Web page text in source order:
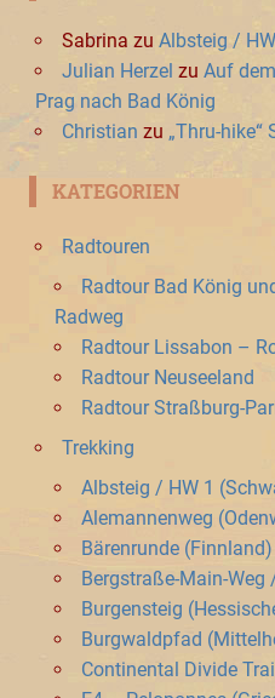
Sabrina zu Albsteig /
Julian Herzel zu Auf
Prag nach Bad König
Christian zu „Thru-hike“
KATEGORIEN
Radtouren
Radtour Bad König
Radweg
Radtour Lissabon –
Radtour Neuseeland
Radtour Straßburg-
Trekking
Albsteig / HW 1
Alemannenweg
Bärenrunde (Finnland)
Bergstraße-Main-Weg
Burgensteig
Burgwaldpfad
Continental Divide